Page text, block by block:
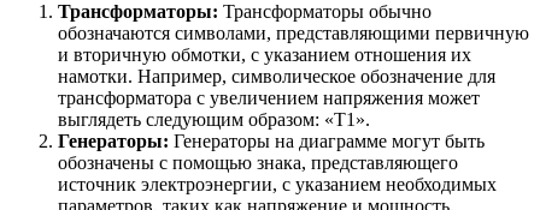
Трансформаторы: Трансформаторы обычно
обозначаются символами, представляющими первичную
и вторичную обмотки, с указанием отношения их
намотки. Например, символическое обозначение для
трансформатора с увеличением напряжения может
выглядеть следующим образом: «Т1».
Генераторы: Генераторы на диаграмме могут быть
обозначены с помощью знака, представляющего
источник электроэнергии, с указанием необходимых